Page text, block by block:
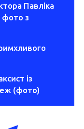
Павліка
фото з
із
(фото)